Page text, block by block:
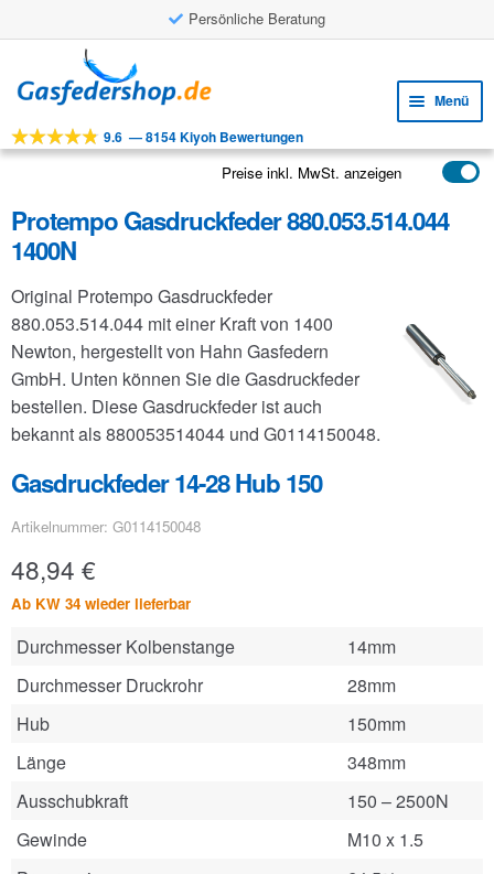
Persönliche Beratung
Navigation
springen
Inhalt
springen
Menü
Werkzeuge
Anwendungen
FAQ
9.6 —8154 Kiyoh Bewertungen
Preise inkl. MwSt. anzeigen
Protempo Gasdruckfeder 880.053.514.044
1400N
Original Protempo Gasdruckfeder
880.053.514.044 mit einer Kraft von 1400
Newton, hergestellt von Hahn Gasfedern
GmbH. Unten können Sie die Gasdruckfeder
bestellen. Diese Gasdruckfeder ist auch
bekannt als 880053514044 und G0114150048.
Gasdruckfeder 14-28 Hub 150
Artikelnummer: G0114150048
48,94 €
Ab KW 34 wieder lieferbar
Durchmesser Kolbenstange
14mm
Durchmesser Druckrohr
28mm
Hub
150mm
Länge
348mm
Ausschubkraft
150 – 2500N
Gewinde
M10 x 1.5